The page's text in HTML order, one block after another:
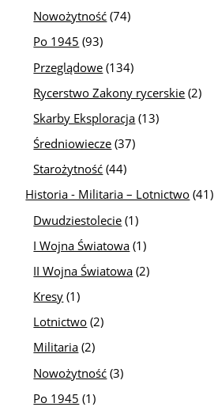
Nowożytność (74)
Po 1945 (93)
Przeglądowe (134)
Rycerstwo Zakony rycerskie (2)
Skarby Eksploracja (13)
Średniowiecze (37)
Starożytność (44)
Historia - Militaria – Lotnictwo (41)
Dwudziestolecie (1)
I Wojna Światowa (1)
II Wojna Światowa (2)
Kresy (1)
Lotnictwo (2)
Militaria (2)
Nowożytność (3)
Po 1945 (1)